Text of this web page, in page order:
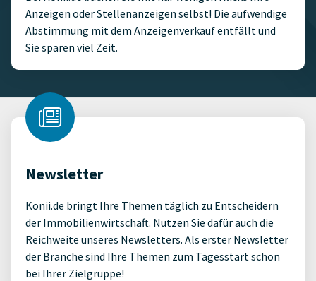
Anzeigen oder Stellenanzeigen selbst! Die aufwendige
Abstimmung mit dem Anzeigenverkauf entfällt und
Sie sparen viel Zeit.
Newsletter
Konii.de bringt Ihre Themen täglich zu Entscheidern
der Immobilienwirtschaft. Nutzen Sie dafür auch die
Reichweite unseres Newsletters. Als erster Newsletter
der Branche sind Ihre Themen zum Tagesstart schon
bei Ihrer Zielgruppe!